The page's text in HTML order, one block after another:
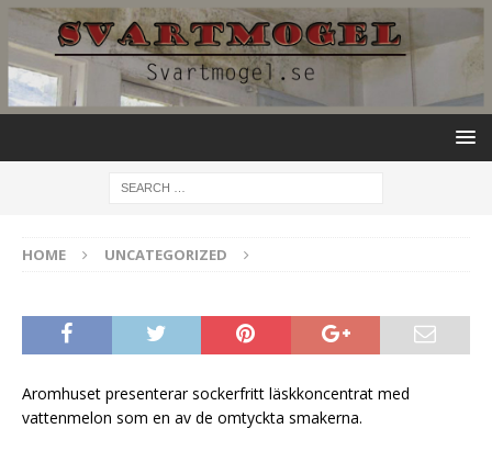
HOME UNCATEGORIZED
Aromhuset presenterar sockerfritt läskkoncentrat med
vattenmelon som en av de omtyckta smakerna.